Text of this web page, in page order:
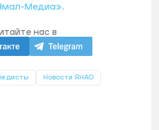
Медиа».
нас в
Новости ЯНАО